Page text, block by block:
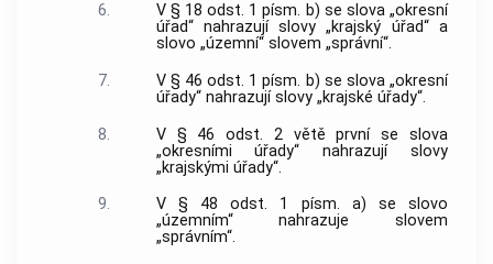
6.
V § 18 odst. 1 písm. b) se slova „okresní
úřad“ nahrazují slovy „krajský úřad“ a
slovo „územní“ slovem „správní“.
7.
V § 46 odst. 1 písm. b) se slova „okresní
úřady“ nahrazují slovy „krajské úřady“.
8.
V § 46 odst. 2 větě první se slova
„okresními úřady“ nahrazují slovy
„krajskými úřady“.
9.
V § 48 odst. 1 písm. a) se slovo
„územním“ nahrazuje slovem
„správním“.